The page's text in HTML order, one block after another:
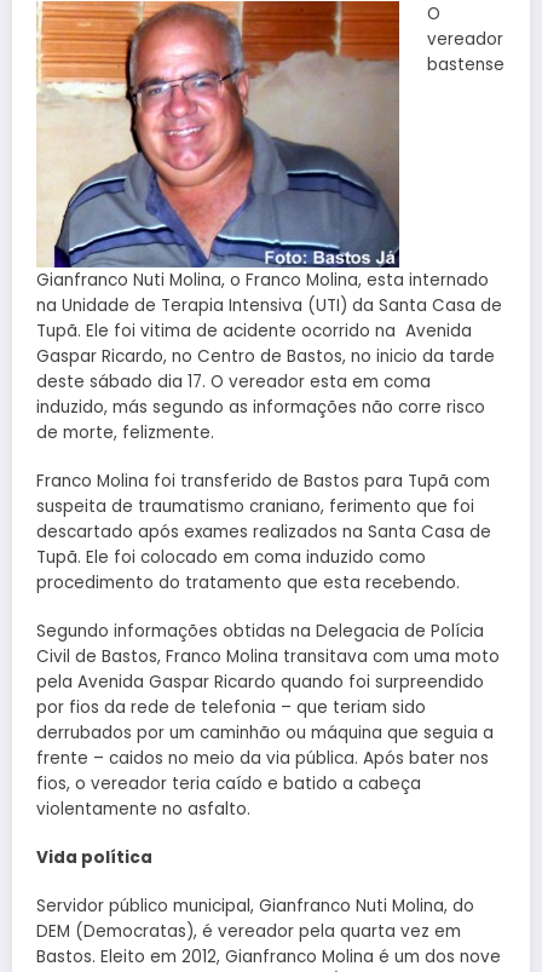
O
vereador
bastense
Gianfranco Nuti Molina, o Franco Molina, esta internado
na Unidade de Terapia Intensiva (UTI) da Santa Casa de
Tupã. Ele foi vitima de acidente ocorrido na Avenida
Gaspar Ricardo, no Centro de Bastos, no inicio da tarde
deste sábado dia 17. O vereador esta em coma
induzido, más segundo as informações não corre risco
de morte, felizmente.
Franco Molina foi transferido de Bastos para Tupã com
suspeita de traumatismo craniano, ferimento que foi
descartado após exames realizados na Santa Casa de
Tupã. Ele foi colocado em coma induzido como
procedimento do tratamento que esta recebendo.
Segundo informações obtidas na Delegacia de Polícia
Civil de Bastos, Franco Molina transitava com uma moto
pela Avenida Gaspar Ricardo quando foi surpreendido
por fios da rede de telefonia – que teriam sido
derrubados por um caminhão ou máquina que seguia a
frente – caidos no meio da via pública. Após bater nos
fios, o vereador teria caído e batido a cabeça
violentamente no asfalto.
Vida política
Servidor público municipal, Gianfranco Nuti Molina, do
DEM (Democratas), é vereador pela quarta vez em
Bastos. Eleito em 2012, Gianfranco Molina é um dos nove